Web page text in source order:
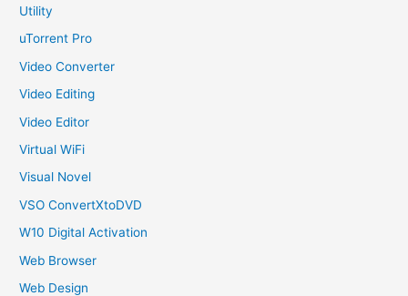
Utility
uTorrent Pro
Video Converter
Video Editing
Video Editor
Virtual WiFi
Visual Novel
VSO ConvertXtoDVD
W10 Digital Activation
Web Browser
Web Design